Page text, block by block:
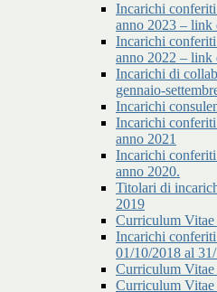
Incarichi
anno 2023 – link
Incarichi
anno 2022 – link
Incarichi di
gennaio-
Incarichi
Incarichi
anno 2021
Incarichi
anno 2020.
Titolari di
2019
Curriculum
Incarichi conferiti
01/10/2018 al
Curriculum
Curriculum